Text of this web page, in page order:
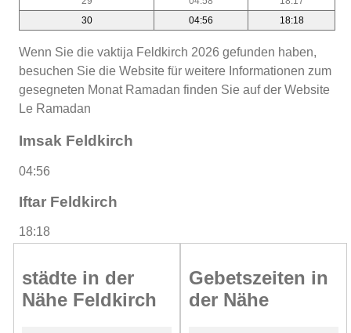
30
04:56 18:18
Wenn Sie die vaktija Feldkirch 2026 gefunden haben,
besuchen Sie die Website für weitere Informationen zum
gesegneten Monat Ramadan finden Sie auf der Website
Le Ramadan
Imsak Feldkirch
04:56
Iftar Feldkirch
18:18
städte in der
Nähe Feldkirch
Gebetszeiten in
der Nähe